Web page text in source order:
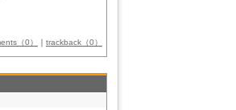
（0） ｜ trackback（0）